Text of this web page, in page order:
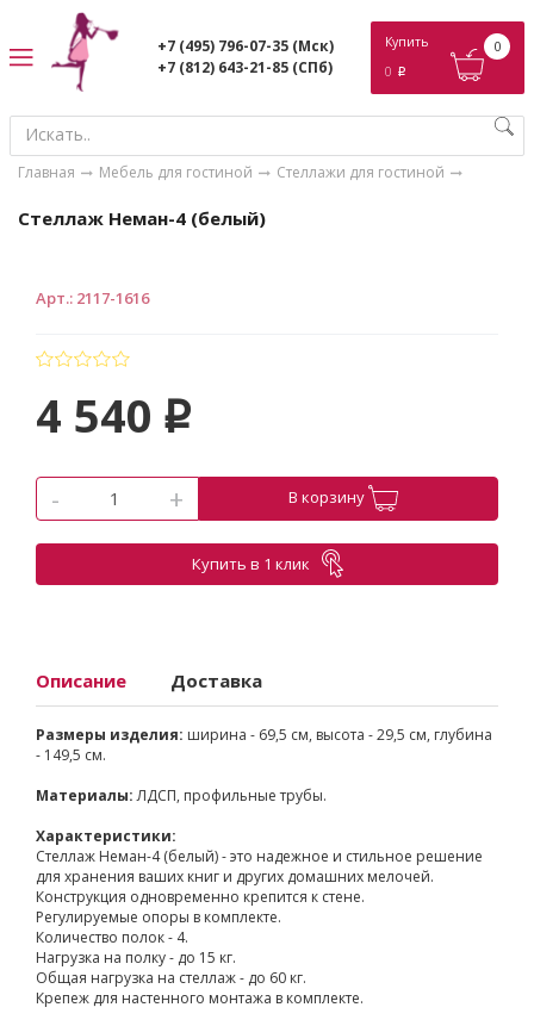
+7 (495) 796-07-35 (Мск)
+7 (812) 643-21-85 (СПб)
Купить
0 p
0
Главная Мебель для гостиной Стеллажи для гостиной
Стеллаж Неман-4 (белый)
Арт.: 2117-1616
4 540 p
- + В корзину
Купить в 1 клик
Описание Доставка
Размеры изделия: ширина - 69,5 см, высота - 29,5 см, глубина
- 149,5 см.
Материалы:ЛДСП, профильные трубы.
Характеристики:
Стеллаж Неман-4 (белый) - это надежное и стильное решение
для хранения ваших книг и других домашних мелочей.
Конструкция одновременно крепится к стене.
Регулируемые опоры в комплекте.
Количество полок - 4.
Нагрузка на полку - до 15 кг.
Общая нагрузка на стеллаж - до 60 кг.
Крепеж для настенного монтажа в комплекте.